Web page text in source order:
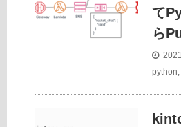
て
ら
python,